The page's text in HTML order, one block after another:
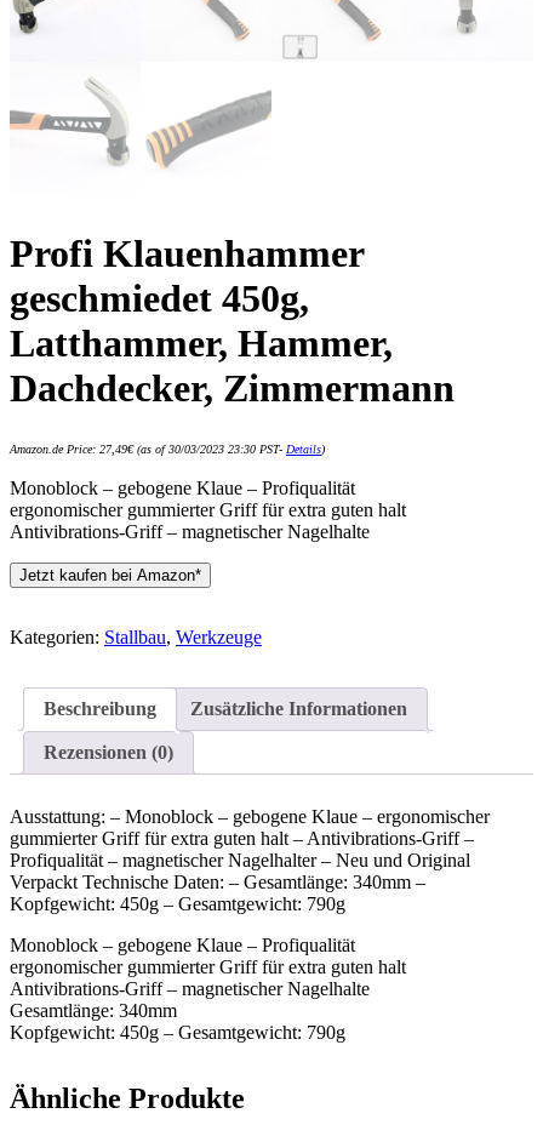
Profi Klauenhammer
geschmiedet 450g,
Latthammer, Hammer,
Dachdecker, Zimmermann
Amazon.de Price: 27,49€(as of 30/03/2023 23:30 PST- Details)
Monoblock – gebogene Klaue – Profiqualität
ergonomischer gummierter Griff für extra guten halt
Antivibrations-Griff – magnetischer Nagelhalte
Jetzt kaufen bei Amazon*
Kategorien: Stallbau, Werkzeuge
Beschreibung Zusätzliche Informationen
Rezensionen (0)
Ausstattung: – Monoblock – gebogene Klaue – ergonomischer
gummierter Griff für extra guten halt – Antivibrations-Griff –
Profiqualität – magnetischer Nagelhalter – Neu und Original
Verpackt Technische Daten: – Gesamtlänge: 340mm –
Kopfgewicht: 450g – Gesamtgewicht: 790g
Monoblock – gebogene Klaue – Profiqualität
ergonomischer gummierter Griff für extra guten halt
Antivibrations-Griff – magnetischer Nagelhalte
Gesamtlänge: 340mm
Kopfgewicht: 450g – Gesamtgewicht: 790g
Ähnliche Produkte